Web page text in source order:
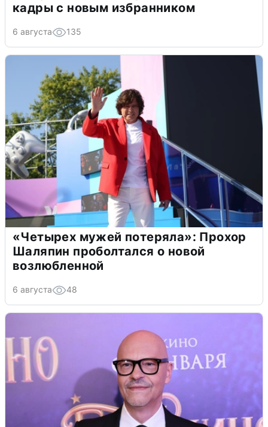
кадры с новым избранником
6 августа 135
«Четырех мужей потеряла»: Прохор
Шаляпин проболтался о новой
возлюбленной
6 августа 48